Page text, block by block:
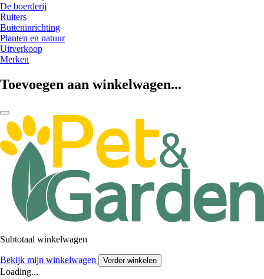
De boerderij
Ruiters
Buiteninrichting
Planten en natuur
Uitverkoop
Merken
Toevoegen aan winkelwagen...
Subtotaal winkelwagen
Bekijk mijn winkelwagen Verder winkelen
Loading...